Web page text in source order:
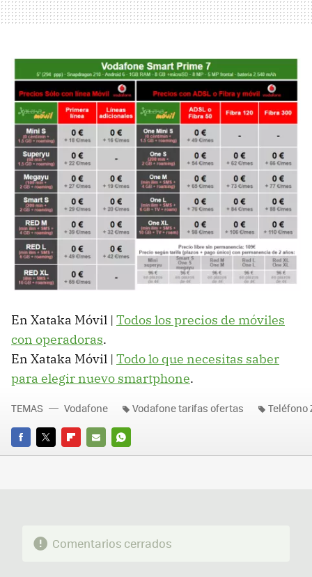
En Xataka Móvil | Todos los precios de móviles
con operadoras.
En Xataka Móvil | Todo lo que necesitas saber
para elegir nuevo smartphone.
FACEBOOK
TWITTERFLIPBOARD
E-
WHATSAPP
TEMAS Vodafone Vodafone tarifas ofertas Teléfono
Comentarios cerrados